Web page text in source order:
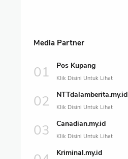
Media Partner
Pos Kupang
NTTdalamberita.my.id
Canadian.my.id
Kriminal.my.id